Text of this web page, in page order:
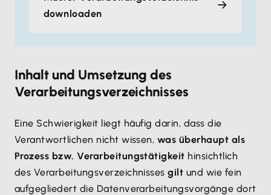
downloaden
Inhalt und Umsetzung des
Verarbeitungsverzeichnisses
Eine Schwierigkeit liegt häufig darin, dass die
Verantwortlichen nicht wissen, was überhaupt als
Prozess bzw. Verarbeitungstätigkeit hinsichtlich
des Verarbeitungsverzeichnissesgilt und wie fein
aufgegliedert die Datenverarbeitungsvorgänge dort